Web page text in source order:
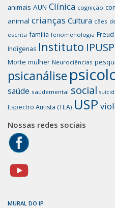
animais AUN Clínica cognição
animal crianças Cultura cães
escrita família fenomenologia Freud
Indígenas Instituto IPUSP
Morte mulher Neurociências
psicanálise
saúde saúdemental social
Espectro Autista (TEA) USP
Nossas redes sociais
MURAL DO IP